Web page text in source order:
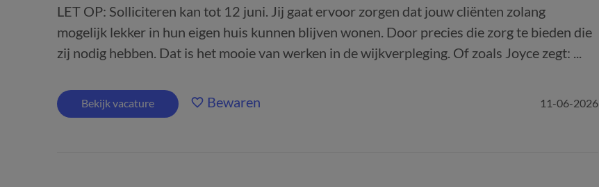
LET OP: Solliciteren kan tot 12 juni. Jij gaat ervoor zorgen dat jouw cliënten zolang
mogelijk lekker in hun eigen huis kunnen blijven wonen. Door precies die zorg te bieden die
zij nodig hebben. Dat is het mooie van werken in de wijkverpleging. Of zoals Joyce zegt: ...
Bekijk vacature Bewaren 11-06-2026